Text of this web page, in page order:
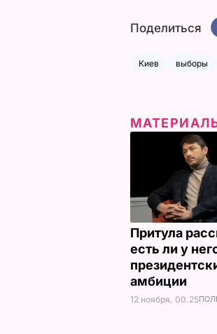
Поделиться
Киев выборы
Притула
есть ли у
амбиции
12 ноября, 00.25